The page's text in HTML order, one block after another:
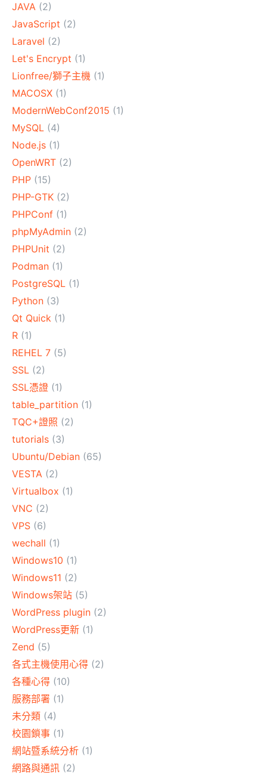
JAVA (2)
JavaScript (2)
Laravel (2)
Let's Encrypt (1)
Lionfree/獅子主機 (1)
MACOSX (1)
ModernWebConf2015 (1)
MySQL (4)
Node.js (1)
OpenWRT (2)
PHP (15)
PHP-GTK (2)
PHPConf (1)
phpMyAdmin (2)
PHPUnit (2)
Podman (1)
PostgreSQL (1)
Python (3)
Qt Quick (1)
R (1)
REHEL 7 (5)
SSL (2)
SSL憑證 (1)
table_partition (1)
TQC+證照 (2)
tutorials (3)
Ubuntu/Debian (65)
VESTA (2)
Virtualbox (1)
VNC (2)
VPS (6)
wechall (1)
Windows10 (1)
Windows11 (2)
Windows架站 (5)
WordPress plugin (2)
WordPress更新 (1)
Zend (5)
各式主機使用心得 (2)
各種心得 (10)
服務部署 (1)
未分類 (4)
校園鎖事 (1)
網站暨系統分析 (1)
網路與通訊 (2)